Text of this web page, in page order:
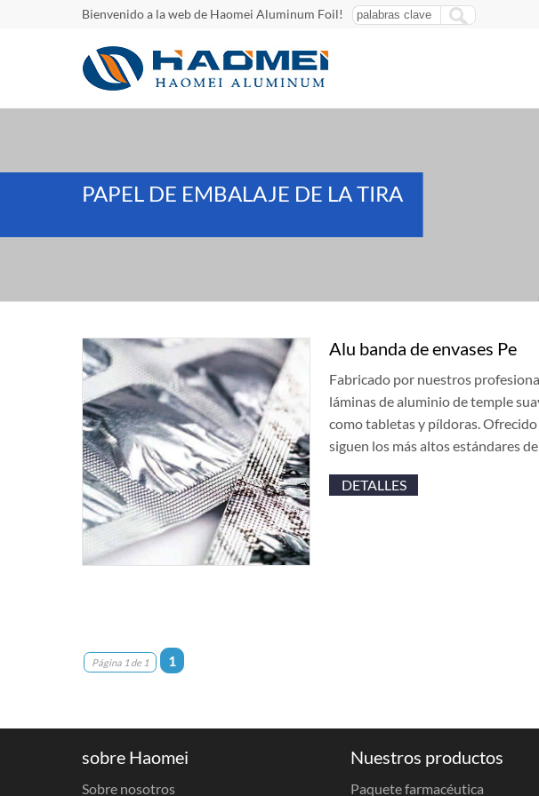
Bienvenido a la web de Haomei Aluminum Foil!
PAPEL DE EMBALAJE DE LA TIRA
Alu banda de envases Pe
Fabricado por nuestros
láminas de aluminio de temple
como tabletas y píldoras.
siguen los más altos estándares
DETALLES
Página 1 de 1 1
sobre Haomei
Sobre nosotros
Nuestros productos
Paquete farmacéutica